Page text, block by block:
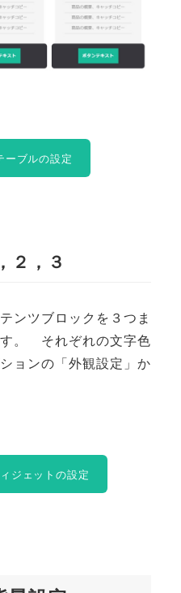
ーブルの設定
２，３
ンツブロックを３つま
。 それぞれの文字色
ョンの「外観設定」か
ジェットの設定